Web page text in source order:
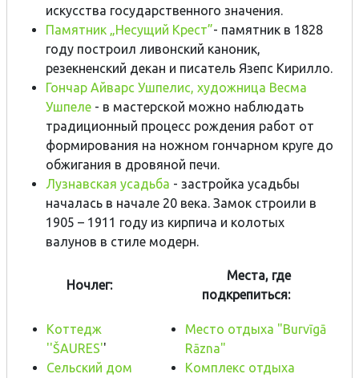
искусства государственного значения.
Памятник „Несущий Крест”- памятник в 1828
году построил ливонский каноник,
резекненский декан и писатель Язепс Кирилло.
Гончар Айварс Ушпелис, художница Весма
Ушпеле - в мастерской можно наблюдать
традиционный процесс рождения работ от
формирования на ножном гончарном круге до
обжигания в дровяной печи.
Лузнавская усадьба - застройка усадьбы
началась в начале 20 века. Замок строили в
1905 – 1911 году из кирпича и колотых
валунов в стиле модерн.
Ночлег:
Места, где
подкрепиться:
Коттедж
''ŠAURES''
Сельский дом
Mесто отдыха "Burvīgā
Rāzna"
Комплекс отдыха